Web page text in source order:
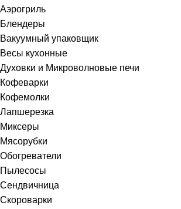
Аэрогриль
Блендеры
Вакуумный упаковщик
Весы кухонные
Духовки и Микроволновые печи
Кофеварки
Кофемолки
Лапшерезка
Миксеры
Мясорубки
Обогреватели
Пылесосы
Сендвичница
Скороварки